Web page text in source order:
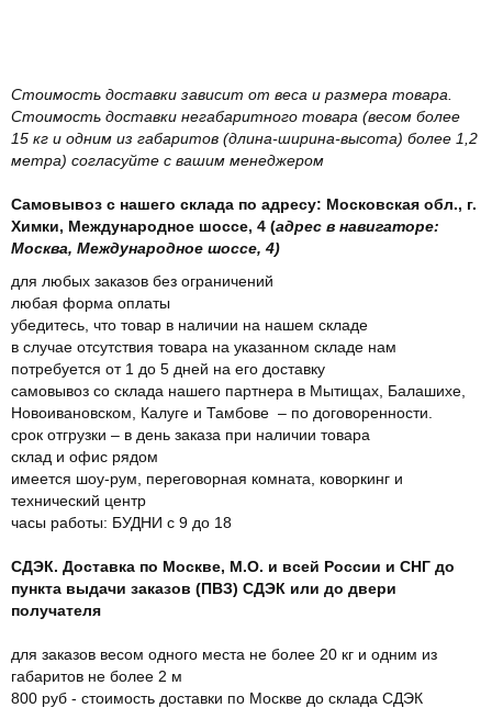
Стоимость доставки зависит от веса и размера товара.
Стоимость доставки негабаритного товара (весом более
15 кг и одним из габаритов (длина-ширина-высота) более 1,2
метра) согласуйте с вашим менеджером
Самовывоз с нашего склада по адресу: Московская обл., г.
Химки, Международное шоссе, 4 (адрес в навигаторе:
Москва, Международное шоссе, 4)
для любых заказов без ограничений
любая форма оплаты
убедитесь, что товар в наличии на нашем складе
в случае отсутствия товара на указанном складе нам
потребуется от 1 до 5 дней на его доставку
самовывоз со склада нашего партнера в Мытищах, Балашихе,
Новоивановском, Калуге и Тамбове – по договоренности.
срок отгрузки – в день заказа при наличии товара
склад и офис рядом
имеется шоу-рум, переговорная комната, коворкинг и
технический центр
часы работы: БУДНИ с 9 до 18
СДЭК. Доставка по Москве, М.О. и всей России и СНГ до
пункта выдачи заказов (ПВЗ) СДЭК или до двери
получателя
для заказов весом одного места не более 20 кг и одним из
габаритов не более 2 м
800 руб - стоимость доставки по Москве до склада СДЭК